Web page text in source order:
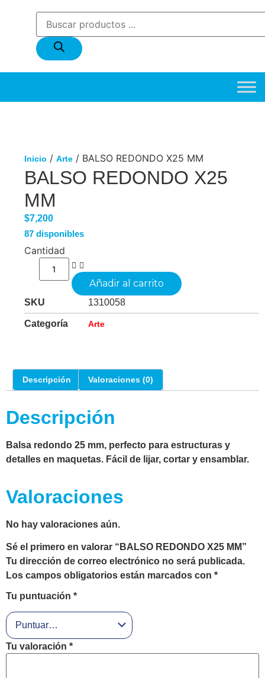
Inicio / Arte / BALSO REDONDO X25 MM
BALSO REDONDO X25
MM
$7,200
87 disponibles
Cantidad
Añadir al carrito
SKU 1310058
Categoría Arte
Descripción Valoraciones (0)
Descripción
Balsa redondo 25 mm, perfecto para estructuras y
detalles en maquetas. Fácil de lijar, cortar y ensamblar.
Valoraciones
No hay valoraciones aún.
Sé el primero en valorar “BALSO REDONDO X25 MM”
Tu dirección de correo electrónico no será publicada.
Los campos obligatorios están marcados con *
Tu puntuación *
Tu valoración *